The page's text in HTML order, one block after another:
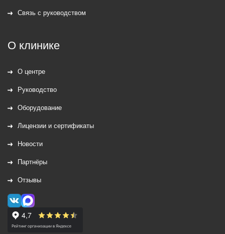
Связь с руководством
О клинике
О центре
Руководство
Оборудование
Лицензии и сертификаты
Новости
Партнёры
Отзывы